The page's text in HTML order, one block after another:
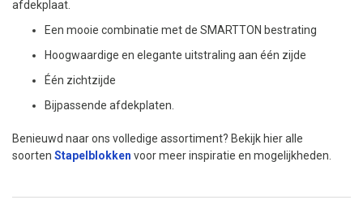
afdekplaat.
Een mooie combinatie met de SMARTTON bestrating
Hoogwaardige en elegante uitstraling aan één zijde
Één zichtzijde
Bijpassende afdekplaten.
Benieuwd naar ons volledige assortiment? Bekijk hier alle
soorten Stapelblokken voor meer inspiratie en mogelijkheden.